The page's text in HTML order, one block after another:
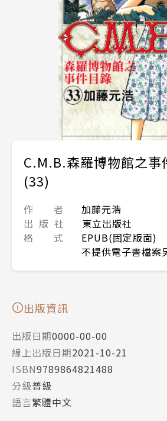
C.M.B.森羅博物館之事
(33)
作 者
加藤元浩
出 版 社
東立出版社
格 式
EPUB(固定版面)
不提供電子書檔案
出版資訊
出版日期0000-00-00
線上出版日期2021-10-21
ISBN9789864821488
分級普級
語言繁體中文